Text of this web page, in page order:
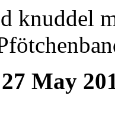
knuddel
May